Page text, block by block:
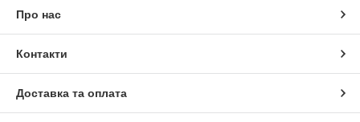
Про нас
Контакти
Доставка та оплата